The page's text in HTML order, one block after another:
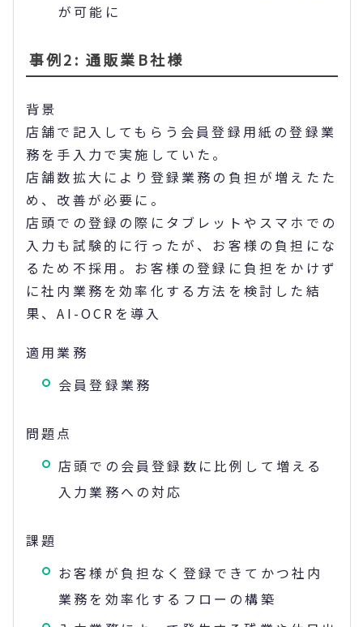
が可能に
事例2: 通販業B社様
背景
店舗で記入してもらう会員登録用紙の登録業
務を手入力で実施していた。
店舗数拡大により登録業務の負担が増えたた
め、改善が必要に。
店頭での登録の際にタブレットやスマホでの
入力も試験的に行ったが、お客様の負担にな
るため不採用。お客様の登録に負担をかけず
に社内業務を効率化する方法を検討した結
果、AI-OCRを導入
適用業務
会員登録業務
問題点
店頭での会員登録数に比例して増える
入力業務への対応
課題
お客様が負担なく登録できてかつ社内
業務を効率化するフローの構築